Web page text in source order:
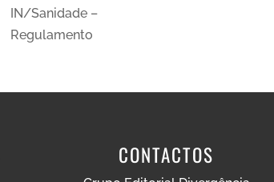
IN/Sanidade –
Regulamento
CONTACTOS